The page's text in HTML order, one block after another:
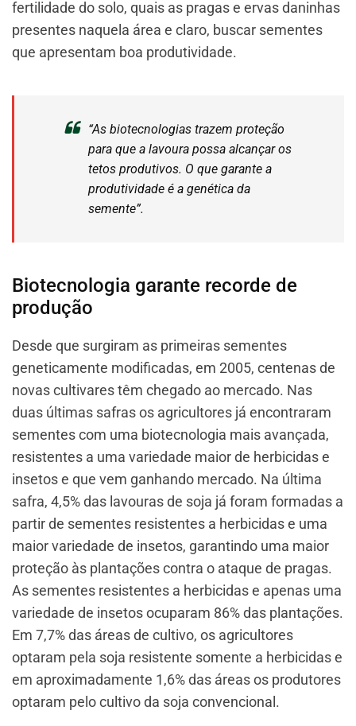
fertilidade do solo, quais as pragas e ervas daninhas
presentes naquela área e claro, buscar sementes
que apresentam boa produtividade.
“As biotecnologias trazem proteção
para que a lavoura possa alcançar os
tetos produtivos. O que garante a
produtividade é a genética da
semente”.
Biotecnologia garante recorde de
produção
Desde que surgiram as primeiras sementes
geneticamente modificadas, em 2005, centenas de
novas cultivares têm chegado ao mercado. Nas
duas últimas safras os agricultores já encontraram
sementes com uma biotecnologia mais avançada,
resistentes a uma variedade maior de herbicidas e
insetos e que vem ganhando mercado. Na última
safra, 4,5% das lavouras de soja já foram formadas a
partir de sementes resistentes a herbicidas e uma
maior variedade de insetos, garantindo uma maior
proteção às plantações contra o ataque de pragas.
As sementes resistentes a herbicidas e apenas uma
variedade de insetos ocuparam 86% das plantações.
Em 7,7% das áreas de cultivo, os agricultores
optaram pela soja resistente somente a herbicidas e
em aproximadamente 1,6% das áreas os produtores
optaram pelo cultivo da soja convencional.